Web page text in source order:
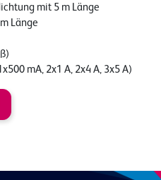
mit 5 m Länge
Länge
mA, 2x1 A, 2x4 A, 3x5 A)